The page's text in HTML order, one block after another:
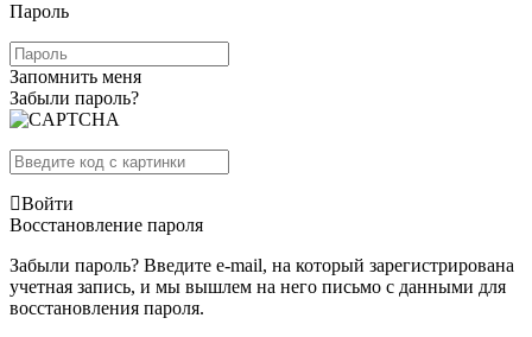
Пароль
Запомнить меня
Забыли пароль?
Войти
Восстановление пароля
Забыли пароль? Введите e-mail, на который зарегистрирована
учетная запись, и мы вышлем на него письмо с данными для
восстановления пароля.